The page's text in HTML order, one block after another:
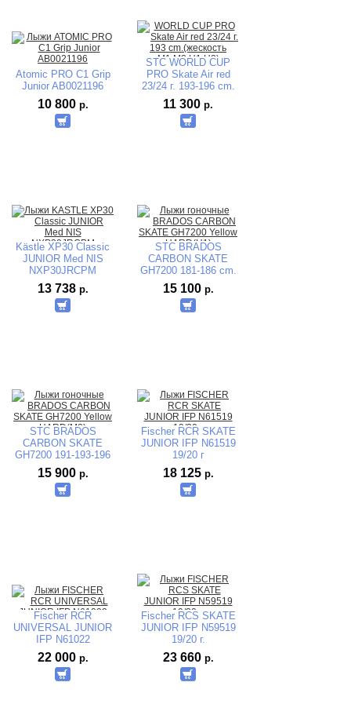
Atomic PRO С1 Grip
Junior AB0021196
10 800 р.
STC WORLD CUP
PRO Skate Air red
23/24 г. 193-196 cm.
(жесткость
M1.M2.Н1.Н2)
11 300 р.
Kästle XP30 Classic
JUNIOR Med NIS
NXP30JRCPM
13 738 р.
STC BRADOS
CARBON SKATE
GH7200 181-186 cm.
(жесткость
M1.M2.Н1.Н2) 23/24
г.
15 100 р.
STC BRADOS
CARBON SKATE
GH7200 191-193-196
cm.(жесткость
M1.M2.Н1.Н2) 23/24
г.
15 900 р.
Fischer RCR SKATE
JUNIOR IFP N61519
19/20 г
18 125 р.
Fischer RCR
UNIVERSAL JUNIOR
IFP N61022
22 000 р.
Fischer RCS SKATE
JUNIOR IFP N59519
19/20 г.
23 660 р.